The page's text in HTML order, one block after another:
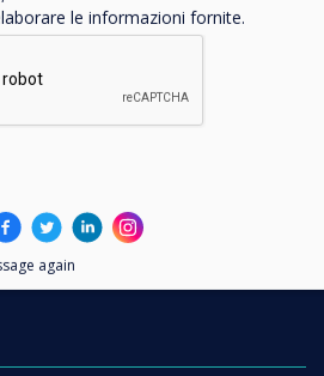
Clevertouch
il form sottostante
le informazioni fornite.
again